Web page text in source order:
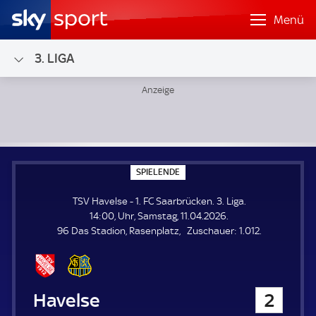
Menü
3. LIGA
SPIELENDE
P
E
L
E
TSV Havelse - 1. FC Saarbrücken. 3. Liga.
14:00, Uhr, Samstag, 11.04.2026.
96 Das Stadion, Rasenplatz
Zuschauer: Z1.012.
TSV Havelse 2